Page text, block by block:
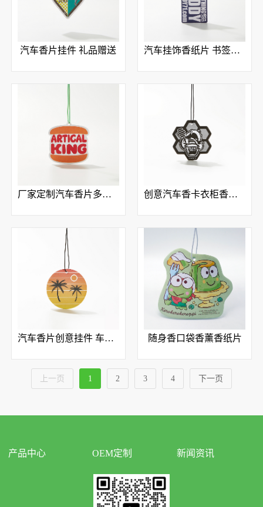
汽车香片挂件 礼品赠送 汽车挂饰香纸片 书签吊牌芳香片 均可定制
厂家定制汽车香片多造型香味可选 创意汽车香卡衣柜香片 经典香水香型
汽车香片创意挂件 车内除味香氛 随身香口袋香薰香纸片
上一页 1 2 3 4 下一页
产品中心 OEM定制 新闻资讯